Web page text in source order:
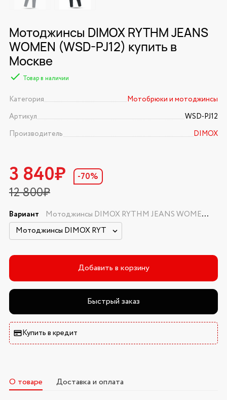
Мотоджинсы DIMOX RYTHM JEANS
WOMEN (WSD-PJ12) купить в
Москве
Товар в наличии
Категория
Мотобрюки и мотоджинсы
Артикул
WSD-PJ12
Производитель
DIMOX
3 840₽
12 800₽
-70%
Вариант Мотоджинсы DIMOX RYTHM JEANS WOMEN (WSD-PJ12) (BLUE (shortened) женский 28-29)
Добавить в корзину
Быстрый заказ
Купить в кредит
О товаре Доставка и оплата